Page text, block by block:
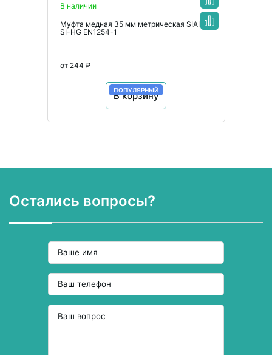
В наличии
Муфта медная 35 мм метрическая SIAIS
SI-HG EN1254-1
от 244 ₽
В корзину
ПОПУЛЯРНЫЙ
Остались вопросы?